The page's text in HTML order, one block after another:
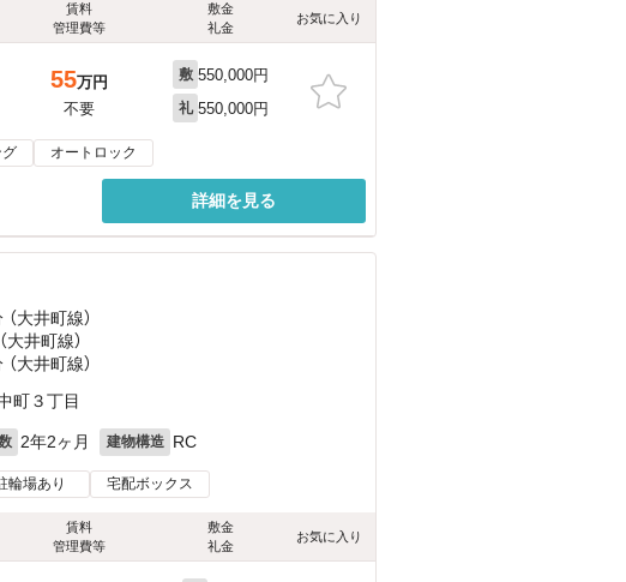
賃料
管理費等
敷金
礼金
お気に入り
55万円
不要
敷 550,000円
礼 550,000円
グ オートロック
詳細を見る
（大井町線）
大井町線）
（大井町線）
町３丁目
2年2ヶ月 建物構造 RC
輪場あり 宅配ボックス
賃料
管理費等
敷金
礼金
お気に入り